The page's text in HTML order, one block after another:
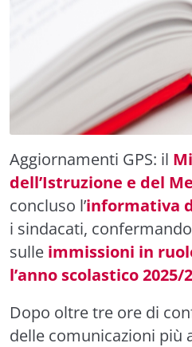
Aggiornamenti GPS: il
dell’Istruzione e del
concluso l’informativa
i sindacati,
sulle immissioni in
l’anno scolastico 2025/
Dopo oltre tre ore di
delle comunicazioni più